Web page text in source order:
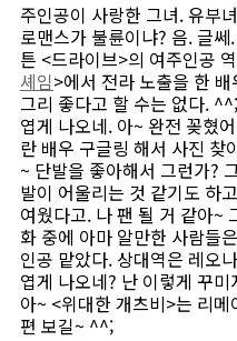
주인공이 사랑한 그녀. 유부
로맨스가 불륜이냐? 음. 글
튼 <드라이브>의 여주인공
셰임>에서 전라 노출을 한 배
그리 좋다고 할 수는 없다.
엽게 나오네. 아~ 완전 꽂혔
란 배우 구글링 해서 사진 찾
~ 단발을 좋아해서 그런가?
발이 어울리는 것 같기도 하
여웠다고. 나 팬 될 거 같아~
화 중에 아마 알만한 사람들
인공 맡았다. 상대역은 레오
엽게 나오네? 난 이렇게 꾸
아~ <위대한 개츠비>는 리
편 보길~ ^^;